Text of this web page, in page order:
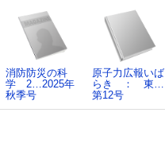
消防防災の科
学 2…2025年
秋季号
原子力広報いば
らき ： 東…
第12号